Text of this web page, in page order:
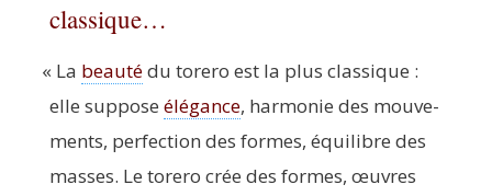
classique…
« La beau­tédu tore­ro est la plus clas­sique :
elle sup­pose élé­gance, har­mo­nie des mou­ve­
ments, per­fec­tion des formes, équi­libre des
masses. Le tore­ro crée des formes, œuvres